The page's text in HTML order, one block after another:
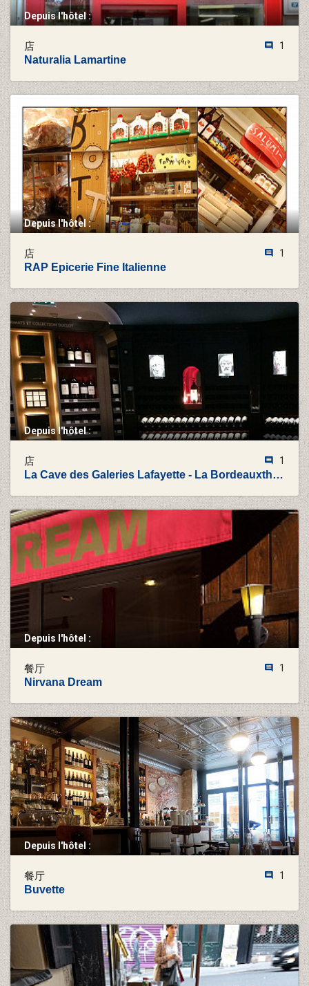
Depuis l'hôtel :
1
店
Naturalia Lamartine
Depuis l'hôtel :
1
店
RAP Epicerie Fine Italienne
Depuis l'hôtel :
1
店
La Cave des Galeries Lafayette - La Bordeauxthèque
Depuis l'hôtel :
1
餐厅
Nirvana Dream
Depuis l'hôtel :
1
餐厅
Buvette